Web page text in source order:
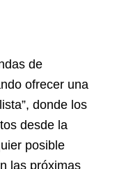
de
ofrecer una
donde los
desde la
posible
las próximas